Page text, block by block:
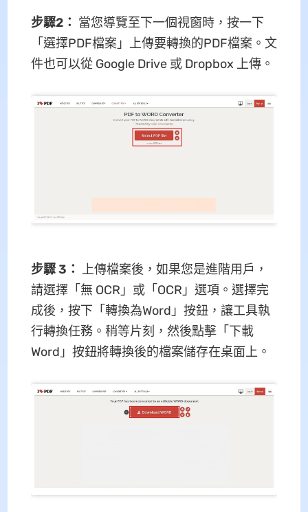
步驟2： 當您導覽至下一個視窗時，按一下
「選擇PDF檔案」上傳要轉換的PDF檔案。文
件也可以從 Google Drive 或 Dropbox 上傳。
步驟 3： 上傳檔案後，如果您是進階用戶，
請選擇「無 OCR」或「OCR」選項。選擇完
成後，按下「轉換為Word」按鈕，讓工具執
行轉換任務。稍等片刻，然後點擊「下載
Word」按鈕將轉換後的檔案儲存在桌面上。